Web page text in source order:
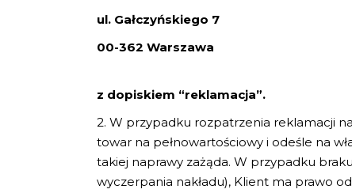
ul. Gałczyńskiego 7
00-362 Warszawa
z dopiskiem “reklamacja”.
2. W przypadku rozpatrzenia reklamacji
towar na pełnowartościowy i odeśle na
takiej naprawy zażąda. W przypadku
wyczerpania nakładu), Klient ma prawo